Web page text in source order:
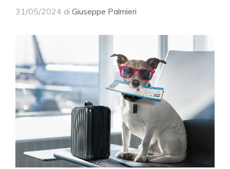
31/05/2024 di Giuseppe Palmieri